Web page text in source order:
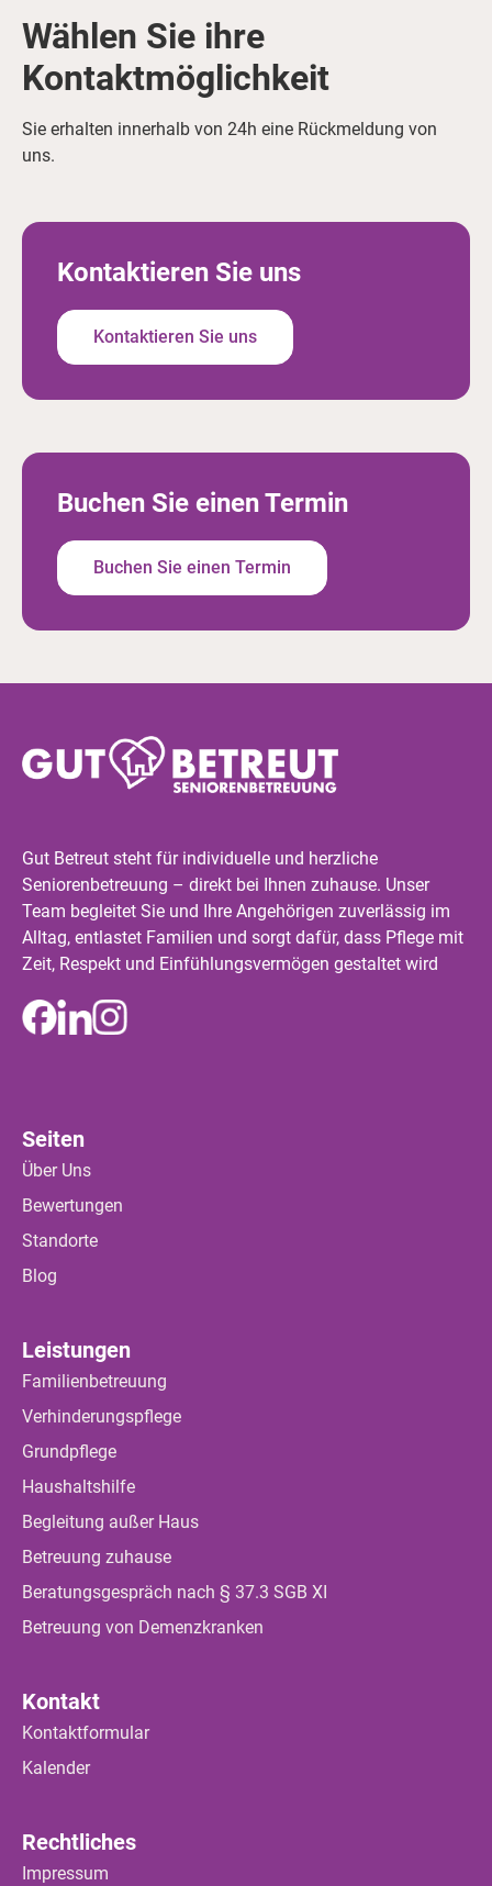
Wählen Sie ihre
Kontaktmöglichkeit
Sie erhalten innerhalb von 24h eine Rückmeldung von
uns.
Kontaktieren Sie uns
Kontaktieren Sie uns
Buchen Sie einen Termin
Buchen Sie einen Termin
Gut Betreut steht für individuelle und herzliche
Seniorenbetreuung – direkt bei Ihnen zuhause. Unser
Team begleitet Sie und Ihre Angehörigen zuverlässig im
Alltag, entlastet Familien und sorgt dafür, dass Pflege mit
Zeit, Respekt und Einfühlungsvermögen gestaltet wird
Seiten
Über Uns
Bewertungen
Standorte
Blog
Leistungen
Familienbetreuung
Verhinderungspflege
Grundpflege
Haushaltshilfe
Begleitung außer Haus
Betreuung zuhause
Beratungsgespräch nach § 37.3 SGB XI
Betreuung von Demenzkranken
Kontakt
Kontaktformular
Kalender
Rechtliches
Impressum